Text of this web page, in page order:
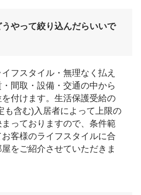
やって絞り込んだらいいで
フスタイル・無理なく払え
・間取・設備・交通の中から
付けます。生活保護受給の
も含む)入居者によって上限の
っておりますので、条件範
お客様のライフスタイルに合
をご紹介させていただきま